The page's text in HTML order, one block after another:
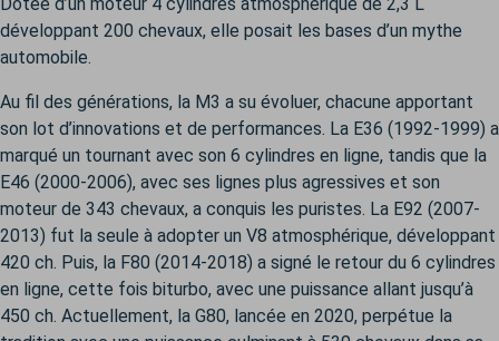
Dotée d’un moteur 4 cylindres atmosphérique de 2,3 L
développant 200 chevaux, elle posait les bases d’un mythe
automobile.
Au fil des générations, la M3 a su évoluer, chacune apportant
son lot d’innovations et de performances. La E36 (1992-1999) a
marqué un tournant avec son 6 cylindres en ligne, tandis que la
E46 (2000-2006), avec ses lignes plus agressives et son
moteur de 343 chevaux, a conquis les puristes. La E92 (2007-
2013) fut la seule à adopter un V8 atmosphérique, développant
420 ch. Puis, la F80 (2014-2018) a signé le retour du 6 cylindres
en ligne, cette fois biturbo, avec une puissance allant jusqu’à
450 ch. Actuellement, la G80, lancée en 2020, perpétue la